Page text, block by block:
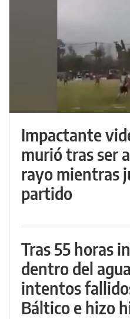
Impactante
murió tras ser
rayo mientras
partido
Tras 55 horas
dentro del
intentos
Báltico e hizo